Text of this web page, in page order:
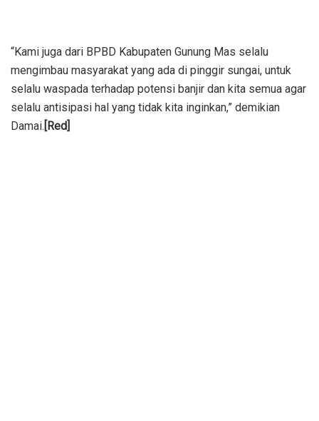
“Kami juga dari BPBD Kabupaten Gunung Mas selalu
mengimbau masyarakat yang ada di pinggir sungai, untuk
selalu waspada terhadap potensi banjir dan kita semua agar
selalu antisipasi hal yang tidak kita inginkan,” demikian
Damai. [Red]